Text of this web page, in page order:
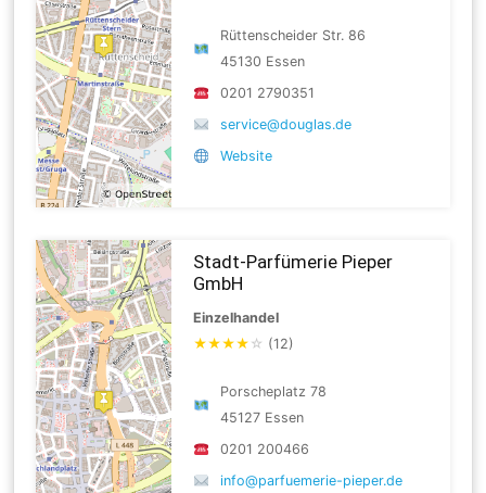
Rüttenscheider Str. 86
45130 Essen
0201 2790351
service@douglas.de
Website
Stadt-Parfümerie Pieper
GmbH
Einzelhandel
★★★★ ☆ (12)
Porscheplatz 78
45127 Essen
0201 200466
info@parfuemerie-pieper.de